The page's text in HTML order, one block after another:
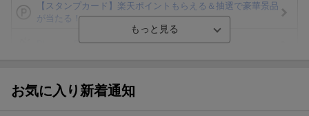
【スタンプカード】楽天ポイントもらえる＆抽選で豪華景品
が当たる！
Blu-ray・DVDセール・お買い得情報
ラン）が当たる！
お気に入り新着通知